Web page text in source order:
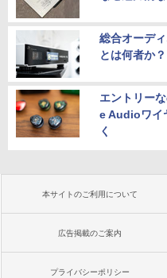
総合オーデ
とは何者か？
エントリー
e Audioワイ
く
本サイトのご利用について
広告掲載のご案内
プライバシーポリシー